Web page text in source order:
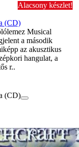
Alacsony készlet!
(CD)
Musical
a második
az akusztikus
hangulat, a
r..
(CD)